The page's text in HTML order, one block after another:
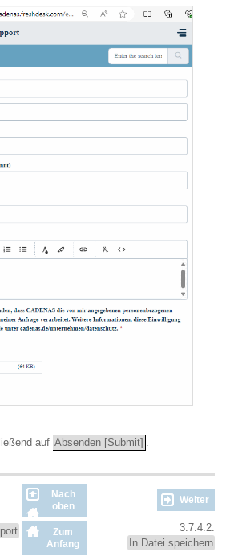
auf Absenden [Submit]
Nach
oben
Weiter
Zum
Anfang
3.7.4.2.
In Datei speichern